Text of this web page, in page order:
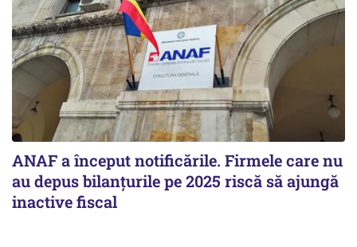
ANAF a început notificările. Firmele care nu
au depus bilanțurile pe 2025 riscă să ajungă
inactive fiscal